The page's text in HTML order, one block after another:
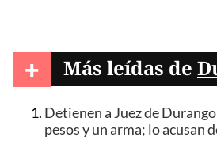
+ Más leídas de
Detienen a Juez de
pesos y un arma; lo acusan